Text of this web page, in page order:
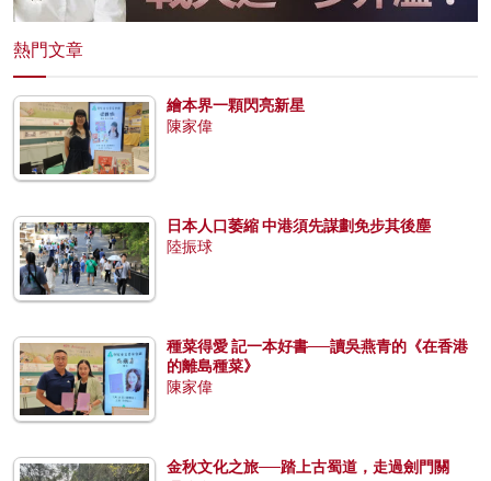
熱門文章
繪本界一顆閃亮新星
陳家偉
日本人口萎縮 中港須先謀劃免步其後塵
陸振球
種菜得愛 記一本好書──讀吳燕青的《在香港
的離島種菜》
陳家偉
金秋文化之旅──踏上古蜀道，走過劍門關